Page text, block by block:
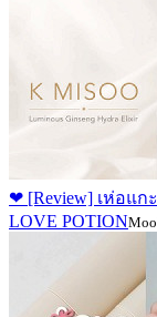
❤ [Review] เห่อแก
LOVE POTION